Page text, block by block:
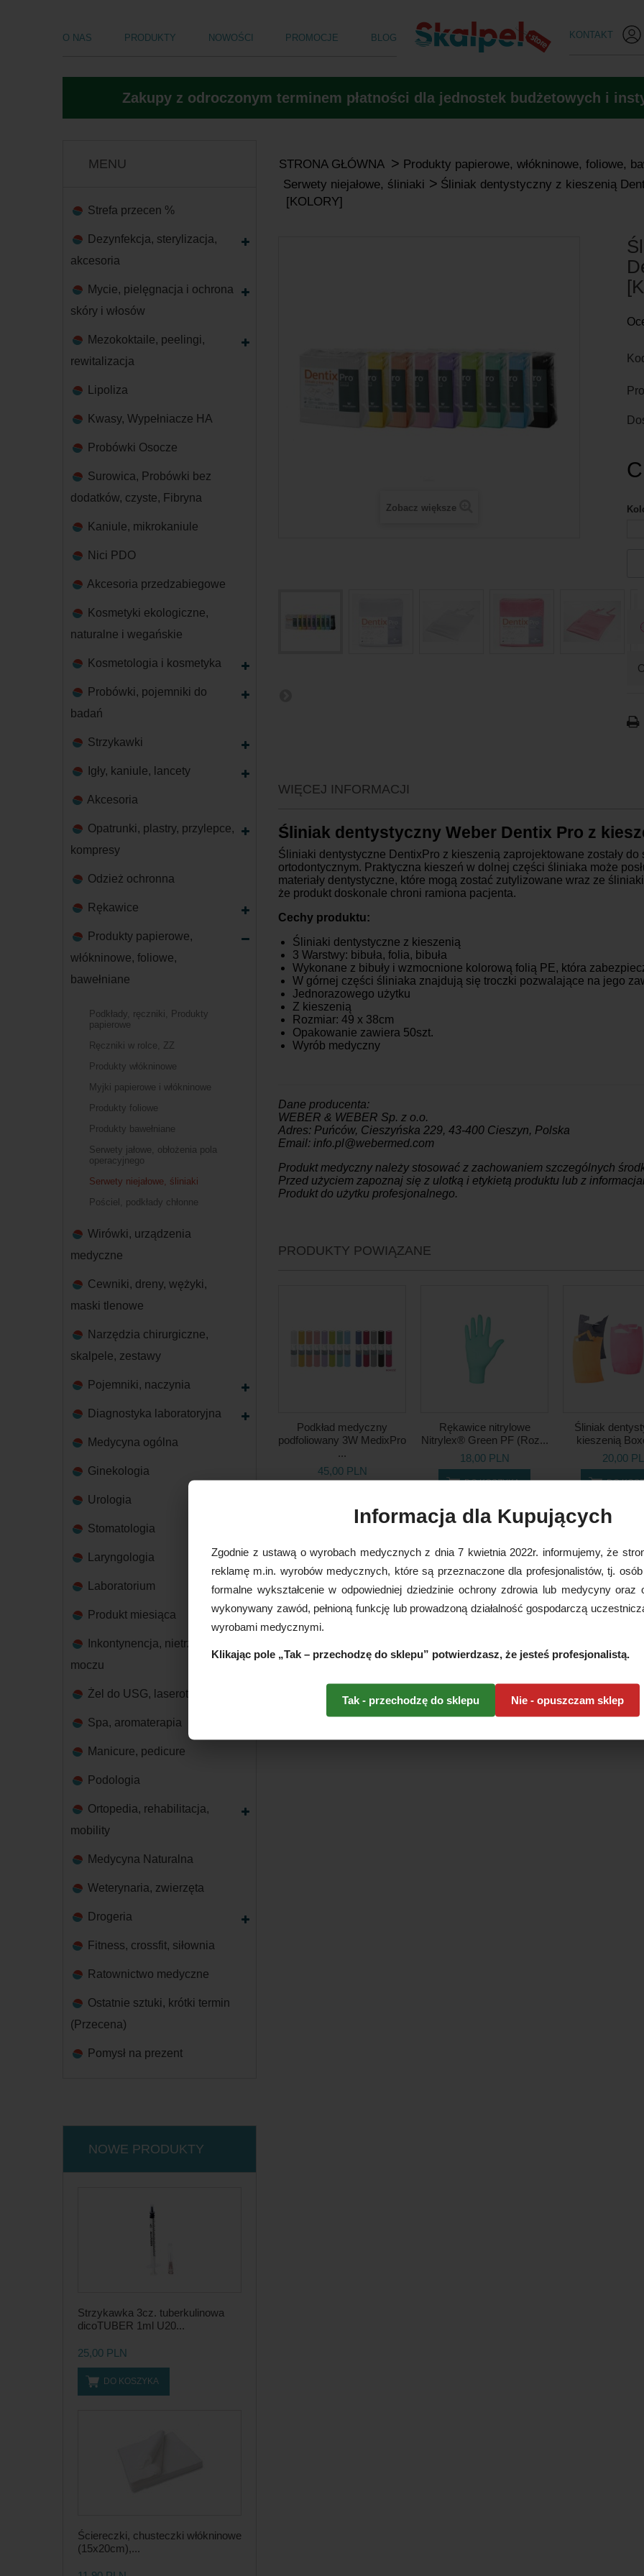
O NAS PRODUKTY NOWOŚCI PROMOCJE BLOG KONTAKT
Zakupy z odroczonym terminem płatności dla jednostek budżetowych i
MENU
Strefa przecen %
Dezynfekcja, sterylizacja,
akcesoria
Mycie, pielęgnacja i ochrona
skóry i włosów
Mezokoktaile, peelingi,
rewitalizacja
Lipoliza
Kwasy, Wypełniacze HA
Probówki Osocze
Surowica, Probówki bez
dodatków, czyste, Fibryna
Kaniule, mikrokaniule
Nici PDO
Akcesoria przedzabiegowe
Kosmetyki ekologiczne,
naturalne i wegańskie
Kosmetologia i kosmetyka
Probówki, pojemniki do
badań
Strzykawki
Igły, kaniule, lancety
Akcesoria
Opatrunki, plastry, przylepce,
kompresy
Odzież ochronna
Rękawice
Produkty papierowe,
włókninowe, foliowe,
bawełniane
Podkłady, ręczniki, Produkty
papierowe
Ręczniki w rolce, ZZ
Produkty włókninowe
Myjki papierowe i włókninowe
Produkty foliowe
Produkty bawełniane
Serwety jałowe, obłożenia pola
operacyjnego
Serwety niejałowe, śliniaki
Pościel, podkłady chłonne
Wirówki, urządzenia
medyczne
Cewniki, dreny, wężyki,
maski tlenowe
Narzędzia chirurgiczne,
skalpele, zestawy
Pojemniki, naczynia
Diagnostyka laboratoryjna
Medycyna ogólna
Ginekologia
Urologia
Stomatologia
Laryngologia
Laboratorium
Produkt miesiąca
Inkontynencja, nietrzymanie
moczu
Żel do USG, laseroterapii
Spa, aromaterapia
Manicure, pedicure
Podologia
Ortopedia, rehabilitacja,
mobility
Medycyna Naturalna
Weterynaria, zwierzęta
Drogeria
Fitness, crossfit, siłownia
Ratownictwo medyczne
Ostatnie sztuki, krótki termin
(Przecena)
Pomysł na prezent
NOWE PRODUKTY
Strzykawka 3cz. tuberkulinowa
dicoTUBER 1ml U20...
25,00 PLN
DO KOSZYKA
Ściereczki, chusteczki włókninowe
(15x20cm),...
STRONA GŁÓWNA > Produkty papierowe, włókninowe, foliowe,
Serwety niejałowe, śliniaki > Śliniak dentystyczny z kieszenią
[KOLORY]
Zobacz większe
WIĘCEJ INFORMACJI
Śliniak dentystyczny Weber Dentix Pro z
Śliniaki dentystyczne DentixPro z kieszenią zaprojektowane zostały
ortodontycznym. Praktyczna kieszeń w dolnej części śliniaka może
materiały dentystyczne, które mogą zostać zutylizowane wraz ze
że produkt doskonale chroni ramiona pacjenta.
Cechy produktu:
Śliniaki dentystyczne z kieszenią
3 Warstwy: bibuła, folia, bibuła
Wykonane z bibuły i wzmocnione kolorową folią PE, która
W górnej części śliniaka znajdują się troczki pozwalające na jego
Jednorazowego użytku
Z kieszenią
Rozmiar: 49 x 38cm
Opakowanie zawiera 50szt.
Wyrób medyczny
Dane producenta:
WEBER & WEBER Sp. z o.o.
Adres: Puńców, Cieszyńska 229, 43-400 Cieszyn, Polska
Email: info.pl@webermed.com
Produkt medyczny należy stosować z zachowaniem szczególnych
Przed użyciem zapoznaj się z ulotką i etykietą produktu lub z
Produkt do użytku profesjonalnego.
PRODUKTY POWIĄZANE
Podkład medyczny
podfoliowany 3W MedixPro
...
45,00 PLN
Rękawice nitrylowe
Nitrylex® Green PF (Roz...
18,00 PLN
DO KOSZYKA
Śliniak
kieszenią
20,00
DO
Informacja dla Kupujących
Zgodnie z ustawą o wyrobach medycznych z dnia 7 kwietnia 2022r. informujemy, że
reklamę m.in. wyrobów medycznych, które są przeznaczone dla profesjonalistów, tj.
formalne wykształcenie w odpowiedniej dziedzinie ochrony zdrowia lub medycyny
wykonywany zawód, pełnioną funkcję lub prowadzoną działalność gospodarczą
wyrobami medycznymi.
Klikając pole „Tak – przechodzę do sklepu” potwierdzasz, że jesteś profesjonalistą.
Tak - przechodzę do sklepu Nie - opuszczam sklep